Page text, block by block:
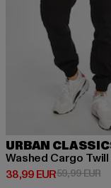
URBAN
Washed Cargo
38,99 EUR
Derzeitiger Preis:
59,99 EUR